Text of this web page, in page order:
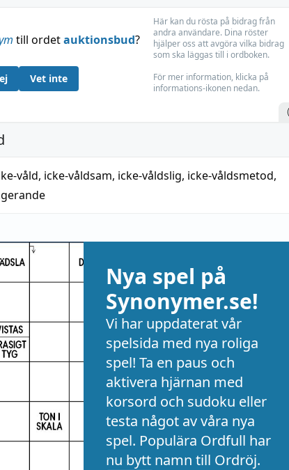
till ordetauktionsbud?
Vet inte
Här kan du rösta på bidrag från
andra användare. Dina röster
hjälper oss att avgöra vilka bidrag
som ska läggas till i ordboken.
För mer information, klicka på
informations-ikonen nedan.
våld, icke-våldsam, icke-våldslig, icke-våldsmetod,
Nya spel på
Synonymer.se!
Vi har uppdaterat vår
spelsida med nya roliga
spel! Ta en paus och
aktivera hjärnan med
korsord och sudoku eller
testa något av våra nya
spel. Populära Ordfull har
nu bytt namn till Ordröj.